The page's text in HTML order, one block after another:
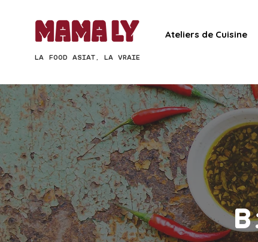
LA FOOD ASIAT, LA VRAIE
Ateliers de Cuisine